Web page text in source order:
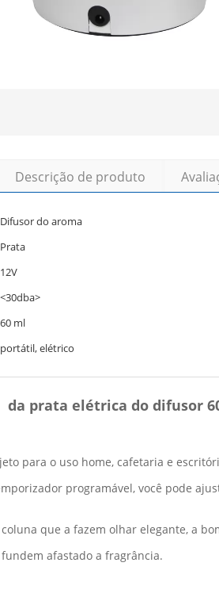
Descrição de produto
Difusor do aroma
Prata
12V
<30dba>
60 ml
portátil, elétrico
da prata elétrica do difusor
para o uso home, cafetaria e
programável, você pode
que a fazem olhar elegante, a
afastado a fragrância.